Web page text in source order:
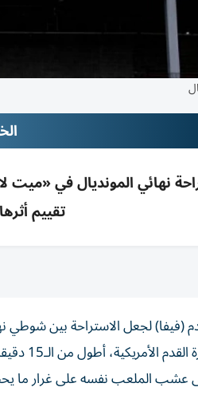
تقييم
(فيفا) لجعل الاستراحة بين
جاينتس
عشب الملعب نفسه على غرار ما